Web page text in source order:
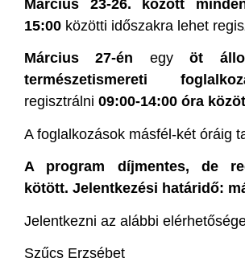
Március 23-26. között
15:00 közötti időszakra lehet
Március 27-én egyöt
természetismereti
regisztrálni 09:00-14:00 óra
A foglalkozások másfél-két óráig
A program díjmentes, de
kötött. Jelentkezési határidő:
Jelentkezni az alábbi
Szűcs Erzsébet